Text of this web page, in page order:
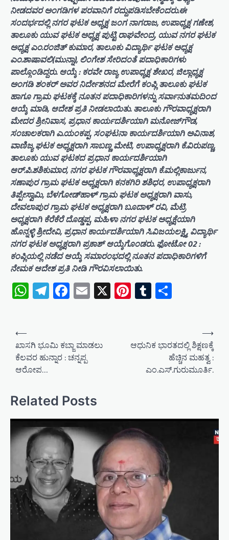
ನೀಡದವರ ಅಂಗಡಿಗಳ ಪರವಾನಿಗೆ ರದ್ದುಪಡಿಸಬೇಕೆಂದರು.ಈ
ಸಂದರ್ಭದಲ್ಲಿ ನಗರ ಘಟಕ ಅಧ್ಯಕ್ಷ ಜಂಗ ನಾಗರಾಜ, ಉಪಾಧ್ಯಕ್ಷ ಗಣೇಶ,
ತಾಲೂಕು ಯುವ ಘಟಕ ಅಧ್ಯಕ್ಷ ಪುಟ್ಟಿ ರಾಘವೇಂದ್ರ, ಯುವ ನಗರ ಘಟಕ
ಅಧ್ಯಕ್ಷ ಎಂ.ರಂಜಿತ್ ಕುಮಾರ, ತಾಲೂಕು ವಿದ್ಯಾರ್ಥಿ ಘಟಕ ಅಧ್ಯಕ್ಷ
ಎಂ.ಶಾಷಾವಲಿ(ಮುನ್ನಾ), ಲಿಂಗೇಶ ಸೇರಿದಂತೆ ಪದಾಧಿಕಾರಿಗಳು
ಪಾಲ್ಗೊಂಡಿದ್ದರು. ಆಯ್ಕೆ : ಕರವೇ ರಾಜ್ಯ ಉಪಾಧ್ಯಕ್ಷ ಶೇಖರ, ಜಿಲ್ಲಾಧ್ಯಕ್ಷ
ಅಂಗಡಿ ಶಂಕರ್ ಅವರ ನಿರ್ದೇಶನದ ಮೇರೆಗೆ ಕಂಪ್ಲಿ ತಾಲೂಕು ಘಟಕ
ಹಾಗೂ ಗ್ರಾಮ ಘಟಕಕ್ಕೆ ನೂತನ ಪದಾಧಿಕಾರಿಗಳನ್ನು ಸರ್ವಾನುತಮದಿಂದ
ಆಯ್ಕೆ ಮಾಡಿ, ಆದೇಶ ಪ್ರತಿ ನೀಡಲಾಯಿತು. ತಾಲೂಕು ಗೌರವಾಧ್ಯಕ್ಷರಾಗಿ
ಮೇದರ ಶ್ರೀನಿವಾಸ, ಪ್ರಧಾನ ಕಾರ್ಯದರ್ಶಿಯಾಗಿ ಮನೋಜ್‌ಗೌಡ,
ಸಂಚಾಲಕರಾಗಿ ಎ.ಯಂಕಪ್ಪ, ಸಂಘಟನಾ ಕಾರ್ಯದರ್ಶಿಯಾಗಿ ಅವಿನಾಶ,
ವಾಣಿಜ್ಯ ಘಟಕ ಅಧ್ಯಕ್ಷರಾಗಿ ಸಾಬಣ್ಣ ಮೇಟಿ, ಉಪಾಧ್ಯಕ್ಷರಾಗಿ ಕೆ.ವಿರುಪಣ್ಣ,
ತಾಲೂಕು ಯುವ ಘಟಕದ ಪ್ರಧಾನ ಕಾರ್ಯದರ್ಶಿಯಾಗಿ
ಆರ್.ಪಿ.ಶಶಿಕುಮಾರ, ನಗರ ಘಟಕ ಗೌರವಾಧ್ಯಕ್ಷರಾಗಿ ಕೆ.ಮಲ್ಲಿಕಾರ್ಜುನ,
ಸಣಾಪುರ ಗ್ರಾಮ ಘಟಕ ಅಧ್ಯಕ್ಷರಾಗಿ ಕನಕಗಿರಿ ಶಶಿಧರ, ಉಪಾಧ್ಯಕ್ಷರಾಗಿ
ತಿಪ್ಪೇಸ್ವಾಮಿ, ಬೆಳಗೋಡ್‌ಹಾಳ್ ಗ್ರಾಮ ಘಟಕ ಅಧ್ಯಕ್ಷರಾಗಿ ವಾಸು,
ದೇವಲಾಪುರ ಗ್ರಾಮ ಘಟಕ ಅಧ್ಯಕ್ಷರಾಗಿ ಬೂದಾಳ್ ರವಿ, ಮೆಟ್ರಿ
ಅಧ್ಯಕ್ಷರಾಗಿ ಕೆರೆಕೆರೆ ದೊಡ್ಡಪ್ಪ, ಮಹಿಳಾ ನಗರ ಘಟಕ ಅಧ್ಯಕ್ಷೆಯಾಗಿ
ಹೊನ್ನಳ್ಳಿ ಶ್ರೀದೇವಿ, ಪ್ರಧಾನ ಕಾರ್ಯದರ್ಶಿಯಾಗಿ ಸಿ.ವಿಜಯಲಕ್ಷ್ಮಿ, ವಿದ್ಯಾರ್ಥಿ
ನಗರ ಘಟಕ ಅಧ್ಯಕ್ಷರಾಗಿ ಪ್ರಕಾಶ್ ಆಯ್ಕೆಗೊಂಡರು. ಫೋಟೋ 02 :
ಕಂಪ್ಲಿಯಲ್ಲಿ ನಡೆದ ಆಯ್ಕೆ ಸಮಾರಂಭದಲ್ಲಿ ನೂತನ ಪದಾಧಿಕಾರಿಗಳಿಗೆ
ನೇಮಕ ಆದೇಶ ಪ್ರತಿ ನೀಡಿ ಗೌರವಿಸಲಾಯಿತು.
WhatsApp
Telegram
Facebook
Email
X Pinterest
Tumblr
n
a
v
i
t
i
o
⟵
ಖಾಸಗಿ ಭೂಮಿ ಕಬ್ಜಾ ಮಾಡಲು
ಕೆಲವರ ಹುನ್ನಾರ : ಚನ್ನಪ್ಪ
ಆರೋಪ…
ಆಧುನಿಕ ಭಾರತದಲ್ಲಿ ಶಿಕ್ಷಣಕ್ಕೆ
ಹೆಚ್ಚಿನ ಮಹತ್ವ :
ಎಂ.ಎಸ್.ಗುರುಮೂರ್ತಿ.
⟶
Related Posts